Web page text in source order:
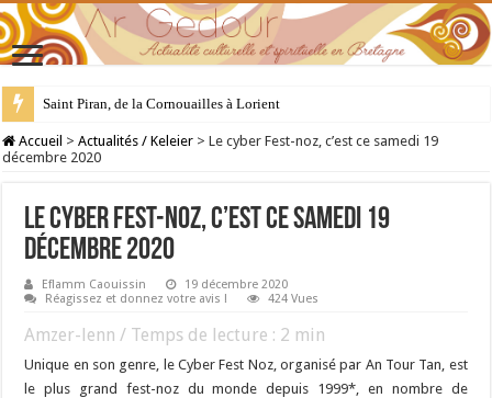
28 juillet : Saint Samson de Dol, père de la Bretagne chrétienne
Accueil > Actualités / Keleier > Le cyber Fest-noz, c’est ce samedi 19
décembre 2020
Le cyber Fest-noz, c’est ce samedi 19
décembre 2020
Eflamm Caouissin
19 décembre 2020
Réagissez et donnez votre avis !
424 Vues
Amzer-lenn / Temps de lecture : 2 min
Unique en son genre, le Cyber Fest Noz, organisé par An Tour Tan, est
le plus grand fest-noz du monde depuis 1999*, en nombre de